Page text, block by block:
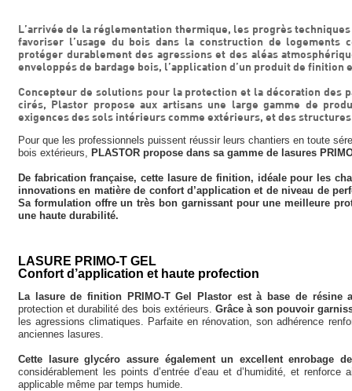
L’arrivée de la réglementation thermique, les progrès
favoriser l’usage du bois dans la construction de
protéger durablement des agressions et des aléas
enveloppés de bardage bois, l’application d’un produit de finition
Concepteur de solutions pour la protection et la décoration des
cirés, Plastor propose aux artisans une large gamme de
exigences des sols intérieurs comme extérieurs, et des
Pour que les professionnels puissent réussir leurs chantiers en toute
bois extérieurs, PLASTOR propose dans sa gamme de lasures
De fabrication française, cette lasure de finition, idéale pour les
innovations en matière de confort d’application et de niveau de
Sa formulation offre un très bon garnissant pour une meilleure
une haute durabilité.
LASURE PRIMO-T GEL
Confort d’application et haute profection
La lasure de finition PRIMO-T Gel Plastor est à base de résine
protection et durabilité des bois extérieurs. Grâce à son pouvoir
les agressions climatiques. Parfaite en rénovation, son adhérence
anciennes lasures.
Cette lasure glycéro assure également un excellent enrobage
considérablement les points d’entrée d’eau et d’humidité, et
applicable même par temps humide.